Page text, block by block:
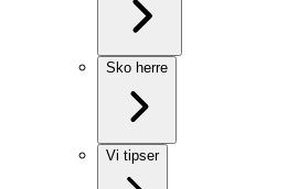
Sko herre
Vi tipser